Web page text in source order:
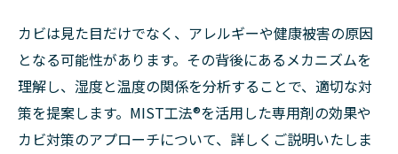
カビは見た目だけでなく、アレルギーや健康被害の原因
となる可能性があります。その背後にあるメカニズムを
理解し、湿度と温度の関係を分析することで、適切な対
策を提案します。MIST工法®を活用した専用剤の効果や
カビ対策のアプローチについて、詳しくご説明いたしま